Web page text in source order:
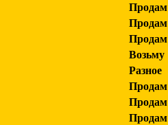
Продам
Продам
Продам
Возьму
Разное
Продам
Продам
Продам